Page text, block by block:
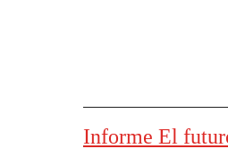
Informe El